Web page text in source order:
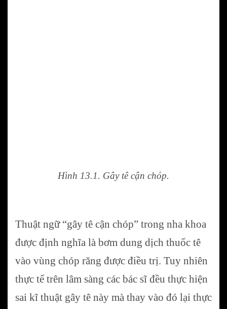
Hình 13.1. Gây tê cận chóp.
Thuật ngữ “gây tê cận chóp” trong nha khoa
được định nghĩa là bơm dung dịch thuốc tê
vào vùng chóp răng được điều trị. Tuy nhiên
thực tế trên lâm sàng các bác sĩ đều thực hiện
sai kĩ thuật gây tê này mà thay vào đó lại thực